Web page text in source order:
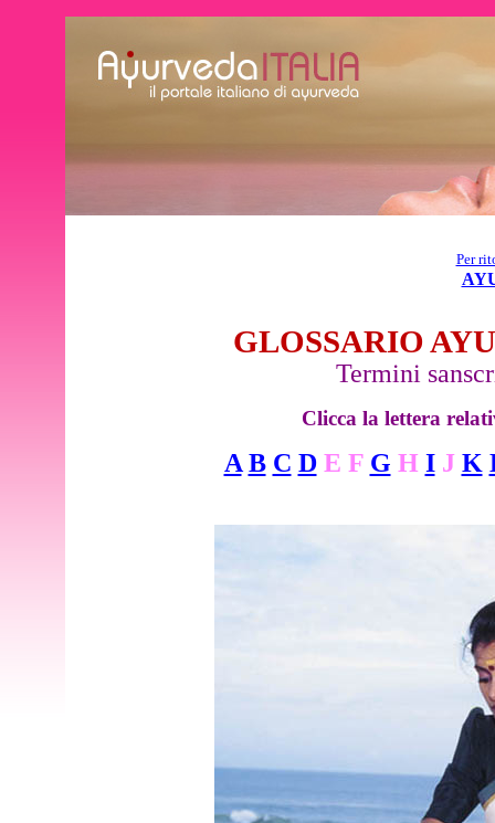
Per
GLOSSARIO
Termini
Clicca la lettera
A B C D E F G H I J K